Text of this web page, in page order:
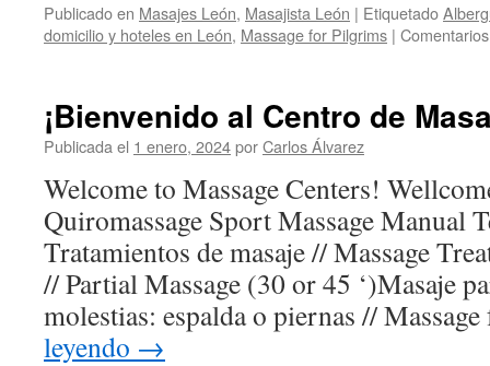
Publicado en Masajes León, Masajista León | Etiquetado
domicilio y hoteles en León, Massage for Pilgrims |
¡Bienvenido al Centro de
Publicada el 1 enero, 2024porCarlos Álvarez
Welcome to Massage Centers!
Quiromassage Sport Massage Manual
Tratamientos de masaje // Massage
// Partial Massage (30 or 45 ‘)Masaje
molestias: espalda o piernas //
leyendo →